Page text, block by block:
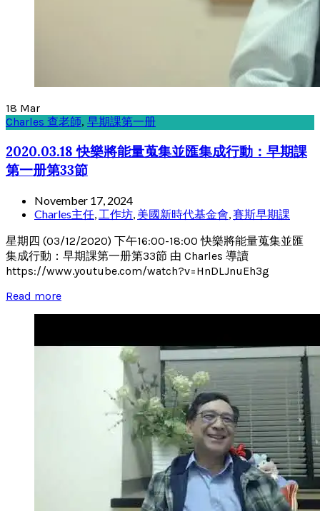
18 Mar
Charles 查老師, 早期課第一册
2020.03.18 快樂將能量蒐集並匯集成行動：早期課
第一册第33節
November 17, 2024
Charles主任, 工作坊, 美國新時代基金會,賽斯早期課
星期四 (03/12/2020) 下午16:00-18:00 快樂將能量蒐集並匯
集成行動：早期課第一册第33節 由 Charles 導讀
https://www.youtube.com/watch?v=HnDLJnuEh3g
Read more